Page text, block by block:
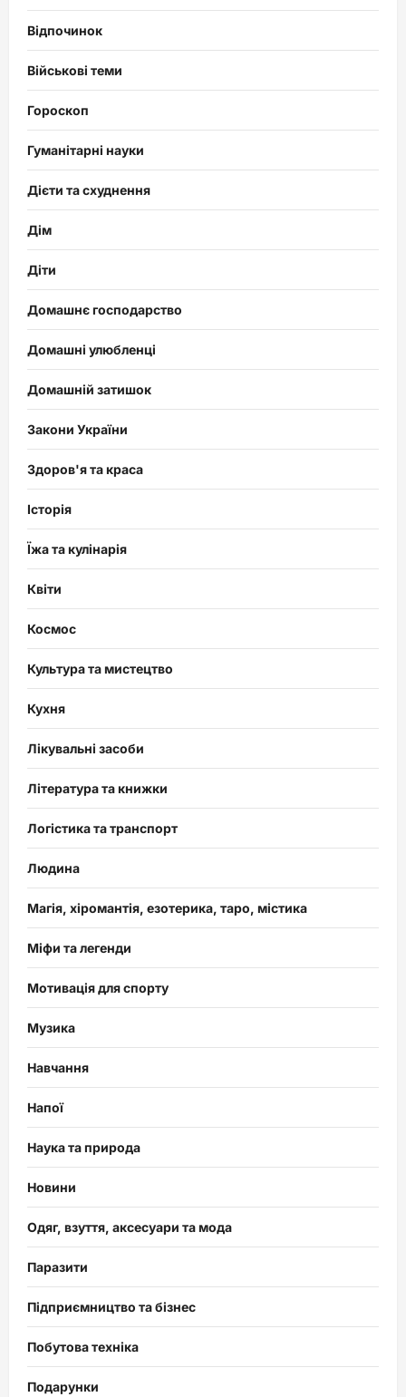
Відпочинок
Військові теми
Гороскоп
Гуманітарні науки
Дієти та схуднення
Дім
Діти
Домашнє господарство
Домашні улюбленці
Домашній затишок
Закони України
Здоров'я та краса
Історія
Їжа та кулінарія
Квіти
Космос
Культура та мистецтво
Кухня
Лікувальні засоби
Література та книжки
Логістика та транспорт
Людина
Магія, хіромантія, езотерика, таро, містика
Міфи та легенди
Мотивація для спорту
Музика
Навчання
Напої
Наука та природа
Новини
Одяг, взуття, аксесуари та мода
Паразити
Підприємництво та бізнес
Побутова техніка
Подарунки